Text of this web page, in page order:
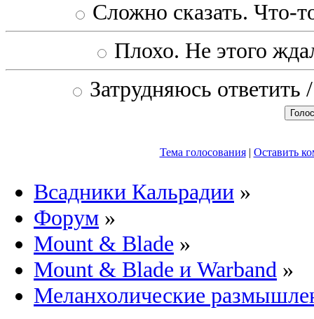
Сложно сказать. Что-
Плохо. Не этого
Затрудняюсь
Тема голосования| Оставить
Всадники Кальрадии »
Форум »
Mount & Blade »
Mount & Blade и Warband »
Меланхолические